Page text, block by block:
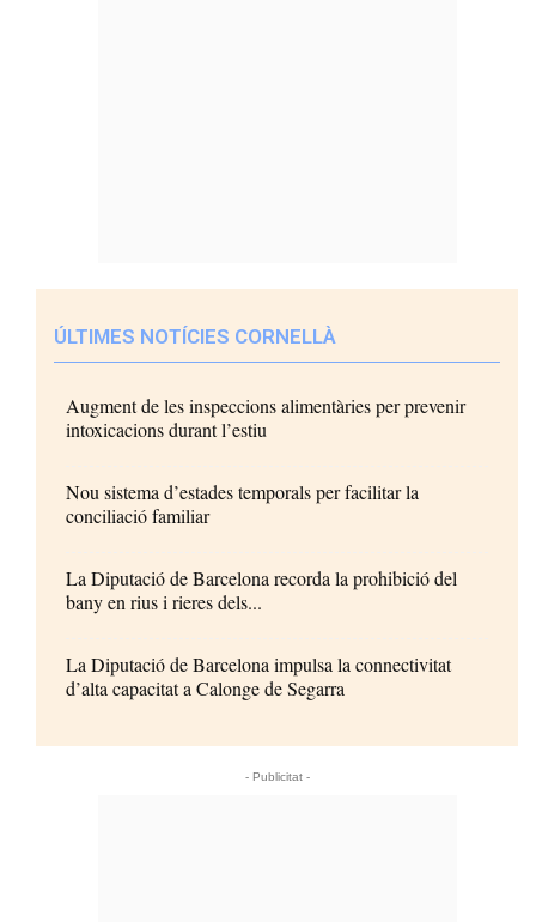
ÚLTIMES NOTÍCIES CORNELLÀ
Augment de les inspeccions alimentàries per prevenir
intoxicacions durant l’estiu
Nou sistema d’estades temporals per facilitar la
conciliació familiar
La Diputació de Barcelona recorda la prohibició del
bany en rius i rieres dels...
La Diputació de Barcelona impulsa la connectivitat
d’alta capacitat a Calonge de Segarra
- Publicitat -